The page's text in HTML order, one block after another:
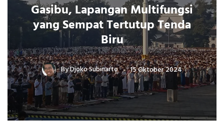
Gasibu, Lapangan Multifungsi
yang Sempat Tertutup Tenda
Biru
ByDjoko Subinarto 15 Oktober 2024